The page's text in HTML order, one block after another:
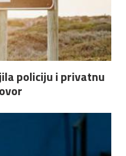
policiju i privatnu